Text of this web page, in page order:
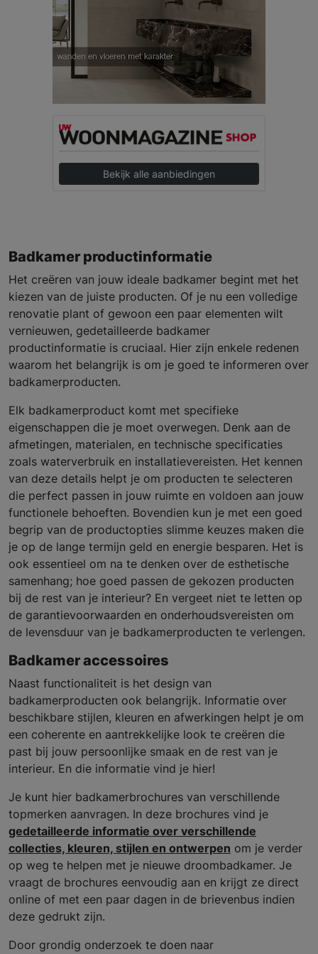
Bekijk alle aanbiedingen
Badkamer productinformatie
Het creëren van jouw ideale badkamer begint met het
kiezen van de juiste producten. Of je nu een volledige
renovatie plant of gewoon een paar elementen wilt
vernieuwen, gedetailleerde badkamer
productinformatie is cruciaal. Hier zijn enkele redenen
waarom het belangrijk is om je goed te informeren over
badkamerproducten.
Elk badkamerproduct komt met specifieke
eigenschappen die je moet overwegen. Denk aan de
afmetingen, materialen, en technische specificaties
zoals waterverbruik en installatievereisten. Het kennen
van deze details helpt je om producten te selecteren
die perfect passen in jouw ruimte en voldoen aan jouw
functionele behoeften. Bovendien kun je met een goed
begrip van de productopties slimme keuzes maken die
je op de lange termijn geld en energie besparen. Het is
ook essentieel om na te denken over de esthetische
samenhang; hoe goed passen de gekozen producten
bij de rest van je interieur? En vergeet niet te letten op
de garantievoorwaarden en onderhoudsvereisten om
de levensduur van je badkamerproducten te verlengen.
Badkamer accessoires
Naast functionaliteit is het design van
badkamerproducten ook belangrijk. Informatie over
beschikbare stijlen, kleuren en afwerkingen helpt je om
een coherente en aantrekkelijke look te creëren die
past bij jouw persoonlijke smaak en de rest van je
interieur. En die informatie vind je hier!
Je kunt hier badkamerbrochures van verschillende
topmerken aanvragen. In deze brochures vind je
gedetailleerde informatie over verschillende
collecties, kleuren, stijlen en ontwerpen om je verder
op weg te helpen met je nieuwe droombadkamer. Je
vraagt de brochures eenvoudig aan en krijgt ze direct
online of met een paar dagen in de brievenbus indien
deze gedrukt zijn.
Door grondig onderzoek te doen naar